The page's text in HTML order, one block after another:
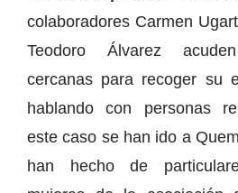
colaboradores Carmen
Teodoro Álvarez
cercanas para recoger su
hablando con personas
este caso se han ido a
han hecho de